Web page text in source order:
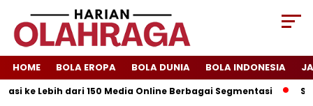
HOME BOLA EROPA BOLA DUNIA BOLA INDONESIA
ke Lebih dari 150 Media Online Berbagai Segmentasi